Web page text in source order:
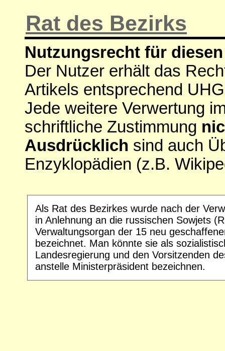
Rat des Bezirks
Nutzungsrecht für
Der Nutzer erhält das
Artikels entsprechend
Jede weitere Verwertung
schriftliche Zustimmung
Ausdrücklich sind auch
Enzyklopädien (z.B.
Als Rat des Bezirkes wurde nach der
in Anlehnung an die russischen Sowjets
Verwaltungsorgan der 15 neu
bezeichnet. Man könnte sie als
Landesregierung und den Vorsitzenden
anstelle Ministerpräsident bezeichnen.